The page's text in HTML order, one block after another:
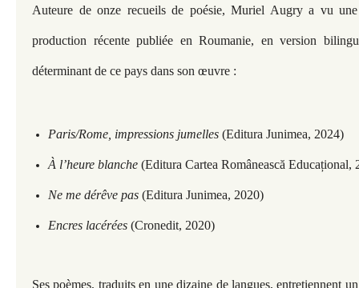
Auteure de onze recueils de poésie, Muriel Augry a vu
production récente publiée en Roumanie, en version
déterminant de ce pays dans son œuvre :
Paris/Rome, impressions jumelles (Editura Junimea, 2024)
À l’heure blanche (Editura Cartea Românească Educațional,
Ne me dérêve pas (Editura Junimea, 2020)
Encres lacérées (Cronedit, 2020)
Ses poèmes, traduits en une dizaine de langues, entretiennent